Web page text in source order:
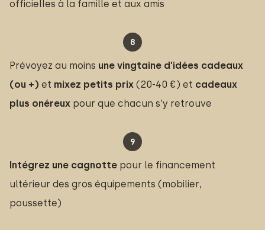
officielles à la famille et aux amis
Prévoyez au moins une vingtaine d’idées cadeaux
(ou +) et mixez petits prix (20-40 €) et cadeaux
plus onéreux pour que chacun s’y retrouve
Intégrez une cagnotte pour le financement
ultérieur des gros équipements (mobilier,
poussette)